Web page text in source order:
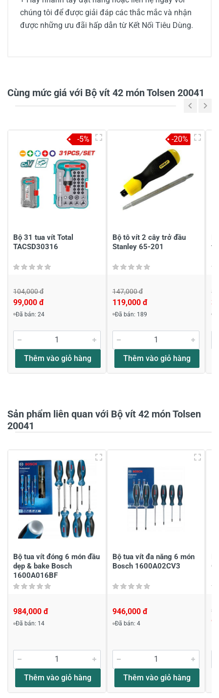
chúng tôi để được giải đáp các thắc mắc và nhận
được những ưu đãi hấp dẫn từ Kết Nối Tiêu Dùng.
3
-
2
-
Viết nhận xét của bạn
Đánh giá sao
Tiêu đề của nhận xét
Viết nhận xét của bạn vào bên dưới*
Gửi nhận xét
Cùng mức giá với Bộ vít 42 món Tolsen 20041
Bộ 31 tua vít Total
TACSD30316
104,000 đ
99,000 đ
Đã bán: 24
Thêm vào giỏ hàng
-5%
Bộ tô vít 2 cây trở đầu
Stanley 65-201
147,000 đ
119,000 đ
Đã bán: 189
Thêm vào giỏ hàng
-20%
Sản phẩm liên quan với Bộ vít 42 món Tolsen
20041
Bộ tua vít đóng 6 món đầu
dẹp & bake Bosch
1600A016BF
984,000 đ
Đã bán: 14
Thêm vào giỏ hàng
Bộ tua vít đa năng 6 món
Bosch 1600A02CV3
946,000 đ
Đã bán: 4
Thêm vào giỏ hàng